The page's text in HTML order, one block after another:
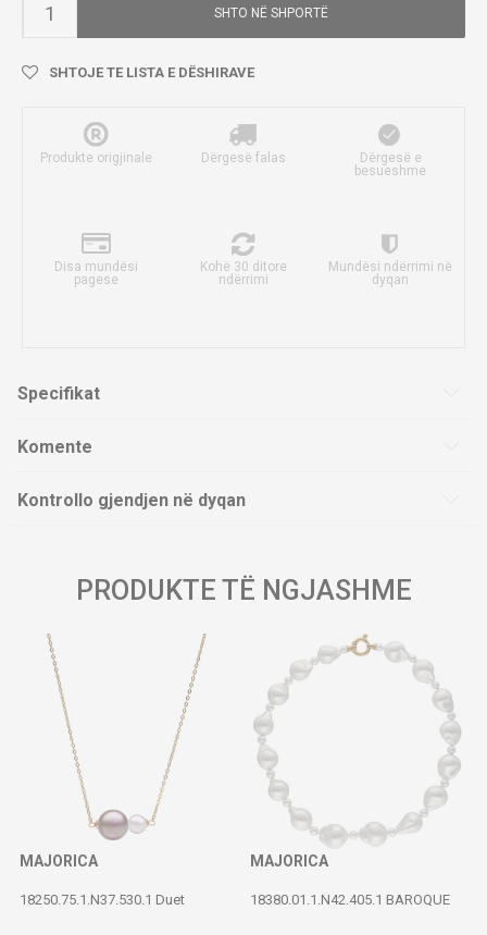
SHTO NË SHPORTË
SHTOJE TE LISTA E DËSHIRAVE
Produkte origjinale Dërgesë falas
Dërgesë e
besueshme
Disa mundësi
pagese
Kohë 30 ditore
ndërrimi
Mundësi ndërrimi në
dyqan
Specifikat
Komente
Kontrollo gjendjen në dyqan
PRODUKTE TË NGJASHME
MAJORICA
18250.75.1.N37.530.1 Duet
MAJORICA
18380.01.1.N42.405.1 BAROQUE